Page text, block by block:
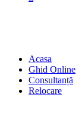
Acasa
Ghid Online
Consultanță
Relocare